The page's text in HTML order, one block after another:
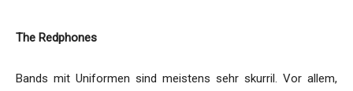
The Redphones
Bands mit Uniformen sind meistens sehr skurril. Vor allem,